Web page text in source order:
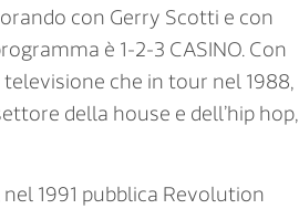
con Gerry Scotti e con
è 1-2-3 CASINO. Con
che in tour nel 1988,
della house e dell’hip hop,
1991 pubblica Revolution